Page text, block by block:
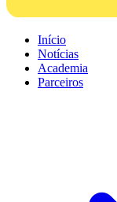
Início
Notícias
Academia
Parceiros